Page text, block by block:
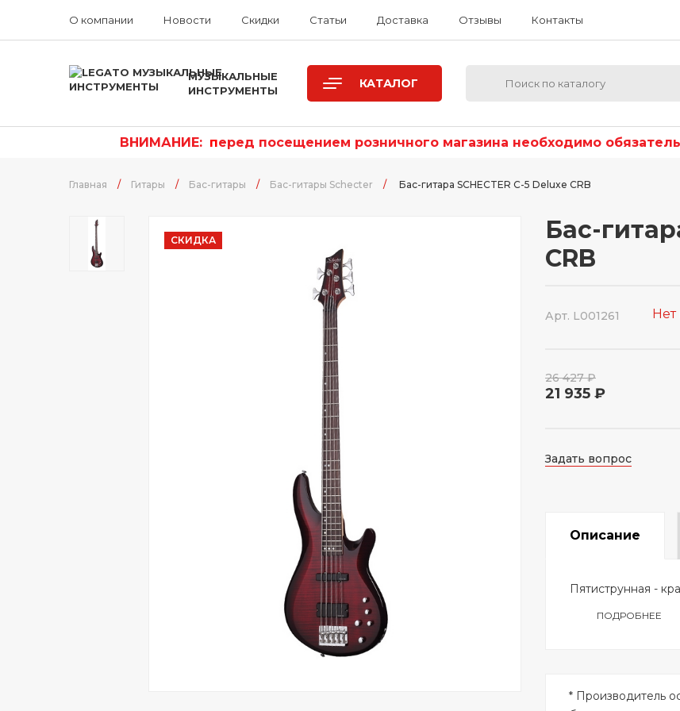
О компании Новости Скидки Статьи Доставка Отзывы Контакты
МУЗЫКАЛЬНЫЕ
ИНСТРУМЕНТЫ
КАТАЛОГ
ВНИМАНИЕ: перед посещением розничного магазина необходимо
Главная / Гитары / Бас-гитары / Бас-гитары Schecter / Бас-гитара SCHECTER C-5 Deluxe CRB
СКИДКА
Бас-
CRB
Арт. L001261 Нет
26 427 ₽
21 935 ₽
Задать вопрос
Описание
Пятиструнная -
ПОДРОБНЕЕ
* Производитель